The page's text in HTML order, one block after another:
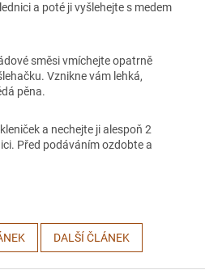
a poté ji vyšlehejte s medem
směsi vmíchejte opatrně
Vznikne vám lehká,
pěna.
a nechejte ji alespoň 2
Před podáváním ozdobte a
DALŠÍ ČLÁNEK